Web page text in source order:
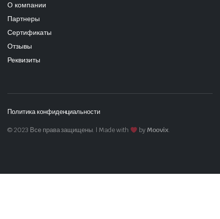
О компании
Партнеры
Сертификаты
Отзывы
Реквизиты
Политика конфиденциальности
© 2023 Все права защищены. | Made with by Moovix.